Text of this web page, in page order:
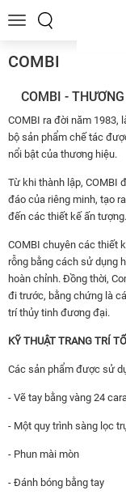
Toggle
COMBI
COMBI -
COMBI ra đời năm 1983,
bộ sản phẩm chế tác
nổi bật của thương hiệu.
Từ khi thành lập, COMBI
đáo của riêng minh, tạo
đến các thiết kế ấn tượng.
COMBI chuyên các thiết
rỗng bằng cách sử dụng
hoàn chỉnh. Đồng thời,
đi trước, bằng chứng là
trí thủy tinh đương đại.
KỸ THUẬT TRANG TRÍ
Các sản phẩm được sử
- Vẽ tay bằng vàng 24
- Một quy trình sàng lọc
- Phun mài mòn
- Đánh bóng bằng tay